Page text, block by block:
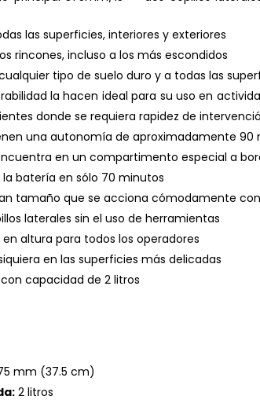
las superficies, interiores y exteriores
rincones, incluso a los más escondidos
tipo de suelo duro y a todas las
la hacen ideal para su uso en
donde se requiera rapidez de
una autonomía de aproximadamente
en un compartimento especial a
batería en sólo 70 minutos
tamaño que se acciona cómodamente con
laterales sin el uso de herramientas
altura para todos los operadores
en las superficies más delicadas
capacidad de 2 litros
mm (37.5 cm)
2 litros